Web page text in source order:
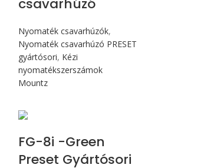
csavarhúzó
Nyomaték csavarhúzók,
Nyomaték csavarhúzó PRESET
gyártósori, Kézi
nyomatékszerszámok
Mountz
FG-8i -Green
Preset Gyártósori